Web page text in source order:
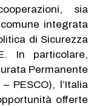
sia
integrata
di Sicurezza
In particolare,
Permanente
PESCO), l’Italia
offerte